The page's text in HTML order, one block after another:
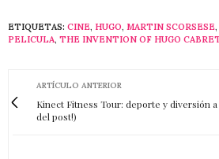
ETIQUETAS: CINE, HUGO, MARTIN SCORSESE,
PELICULA, THE INVENTION OF HUGO
ARTÍCULO ANTERIOR
Kinect Fitness Tour: deporte y diversión a
del post!)